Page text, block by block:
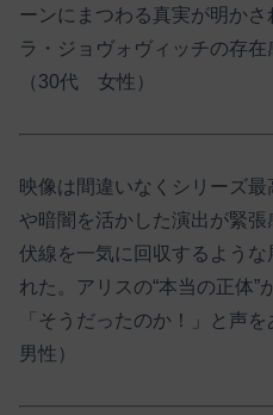
ーンにまつわる真実が明か
ラ・ジョヴォヴィッチの存在
（30代 女性）
映像は間違いなくシリーズ
や暗闇を活かした演出が緊
伏線を一気に回収するような
れた。アリスの“本当の正体”
「そうだったのか！」と声
男性）